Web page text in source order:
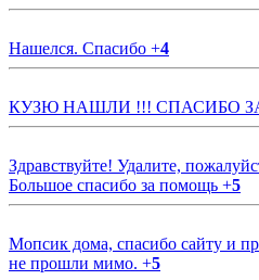
Нашелся. Спасибо +4
КУЗЮ НАШЛИ !!! СПАСИБО
Здравствуйте! Удалите,
Большое спасибо за помощь +5
Мопсик дома, спасибо сайту и
не прошли мимо. +5